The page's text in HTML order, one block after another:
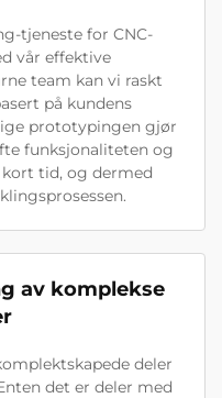
tjeneste for CNC-
vår effektive
team kan vi raskt
på kundens
prototypingen gjør
funksjonaliteten og
tid, og dermed
av komplekse
deler
det er deler med